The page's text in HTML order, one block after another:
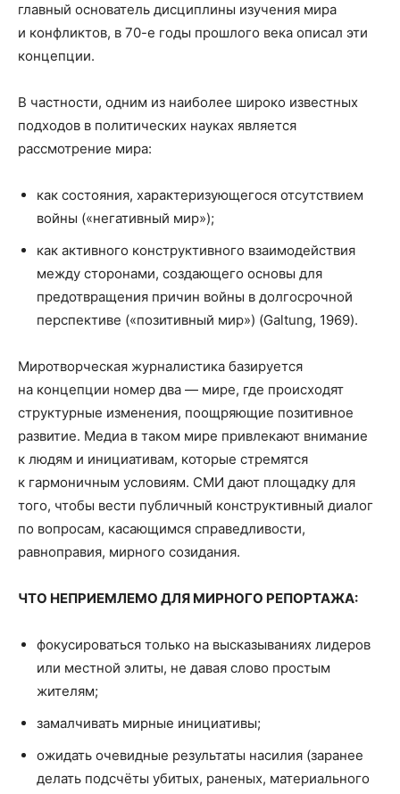
главный основатель дисциплины изучения мира
и конфликтов, в 70-е годы прошлого века описал эти
концепции.
В частности, одним из наиболее широко известных
подходов в политических науках является
рассмотрение мира:
как состояния, характеризующегося отсутствием
войны («негативный мир»);
как активного конструктивного взаимодействия
между сторонами, создающего основы для
предотвращения причин войны в долгосрочной
перспективе («позитивный мир») (Galtung, 1969).
Миротворческая журналистика базируется
на концепции номер два — мире, где происходят
структурные изменения, поощряющие позитивное
развитие. Медиа в таком мире привлекают внимание
к людям и инициативам, которые стремятся
к гармоничным условиям. СМИ дают площадку для
того, чтобы вести публичный конструктивный диалог
по вопросам, касающимся справедливости,
равноправия, мирного созидания.
ЧТО НЕПРИЕМЛЕМО ДЛЯ МИРНОГО РЕПОРТАЖА:
фокусироваться только на высказываниях лидеров
или местной элиты, не давая слово простым
жителям;
замалчивать мирные инициативы;
ожидать очевидные результаты насилия (заранее
делать подсчёты убитых, раненых, материального